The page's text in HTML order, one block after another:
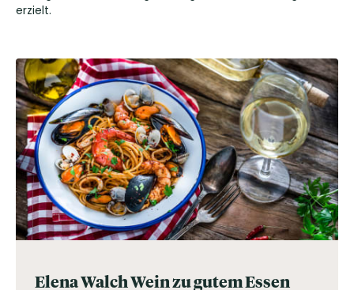
erzielt.
Elena Walch Wein zu gutem Essen